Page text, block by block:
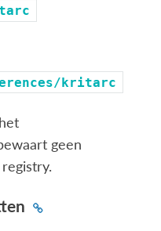
kritarc
geen